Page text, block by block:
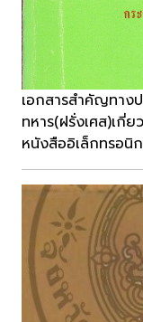
เอกสารสำคัญทาง
ทหาร(ฝรั่งเศส)เกี่ย
หนังสืออิเล็กทรอนิ